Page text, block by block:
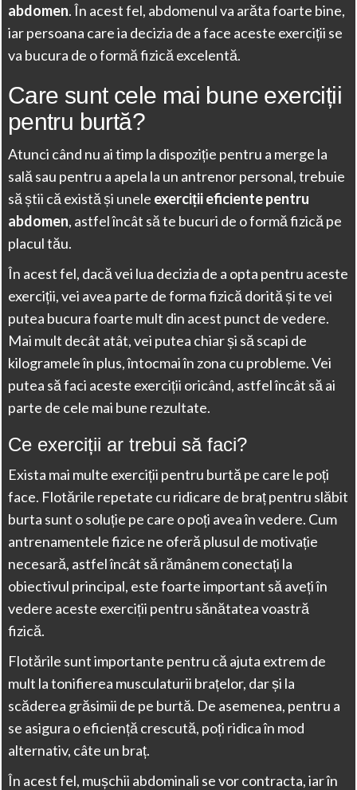
abdomen. În acest fel, abdomenul va arăta foarte bine,
iar persoana care ia decizia de a face aceste exerciții se
va bucura de o formă fizică excelentă.
Care sunt cele mai bune exerciții
pentru burtă?
Atunci când nu ai timp la dispoziție pentru a merge la
sală sau pentru a apela la un antrenor personal, trebuie
să știi că există și unele exerciții eficiente pentru
abdomen, astfel încât să te bucuri de o formă fizică pe
placul tău.
În acest fel, dacă vei lua decizia de a opta pentru aceste
exerciții, vei avea parte de forma fizică dorită și te vei
putea bucura foarte mult din acest punct de vedere.
Mai mult decât atât, vei putea chiar și să scapi de
kilogramele în plus, întocmai în zona cu probleme. Vei
putea să faci aceste exerciții oricând, astfel încât să ai
parte de cele mai bune rezultate.
Ce exerciții ar trebui să faci?
Exista mai multe exerciții pentru burtă pe care le poți
face. Flotările repetate cu ridicare de braț pentru slăbit
burta sunt o soluție pe care o poți avea în vedere. Cum
antrenamentele fizice ne oferă plusul de motivație
necesară, astfel încât să rămânem conectați la
obiectivul principal, este foarte important să aveți în
vedere aceste exerciții pentru sănătatea voastră
fizică.
Flotările sunt importante pentru că ajuta extrem de
mult la tonifierea musculaturii brațelor, dar și la
scăderea grăsimii de pe burtă. De asemenea, pentru a
se asigura o eficiență crescută, poți ridica în mod
alternativ, câte un braț.
În acest fel, mușchii abdominali se vor contracta, iar în